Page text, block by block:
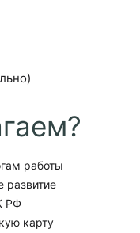
работы
развитие
РФ
карту